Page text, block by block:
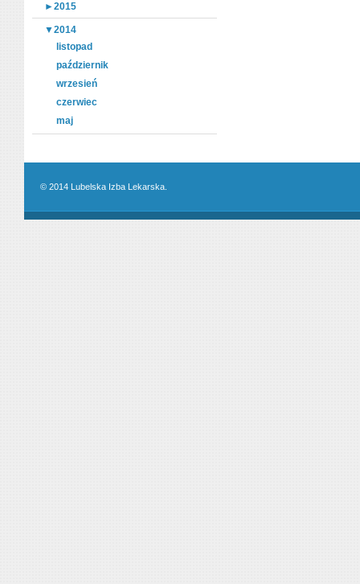
►2015
▼2014
listopad
październik
wrzesień
czerwiec
maj
© 2014 Lubelska Izba Lekarska.